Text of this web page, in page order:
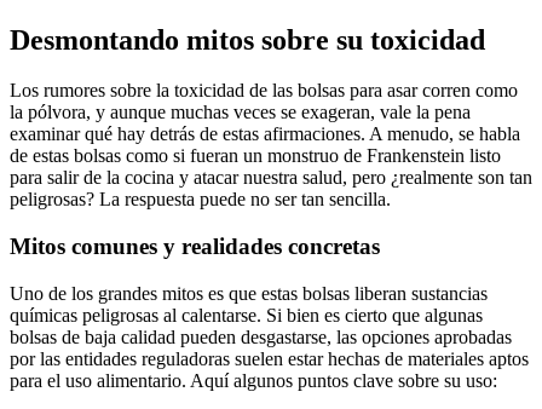
Desmontando mitos sobre su toxicidad
Los⁣ rumores sobre ‍la toxicidad de las​ bolsas‍ para asar‌ corren como
la pólvora,‌ y aunque⁢ muchas veces‍ se exageran, ​vale‍ la pena
examinar qué hay ⁢detrás de estas afirmaciones.​ A menudo, se ​habla
de⁤ estas bolsas como⁢ si fueran un monstruo de ‌Frankenstein listo
⁣para salir de la ​cocina y atacar nuestra‍ salud, pero⁢ ¿realmente son ⁣tan
peligrosas? ‌La respuesta puede no​ ser tan sencilla.
Mitos comunes y realidades concretas
Uno de los grandes⁤ mitos es ​que estas⁣ bolsas liberan sustancias
químicas peligrosas⁢ al calentarse. Si bien es cierto que algunas
bolsas de ‌baja calidad pueden desgastarse, las opciones‌ aprobadas⁣
por las entidades reguladoras suelen estar⁤ hechas‍ de materiales aptos
para⁢ el uso alimentario.​ Aquí⁢ algunos puntos clave sobre‍ su uso: